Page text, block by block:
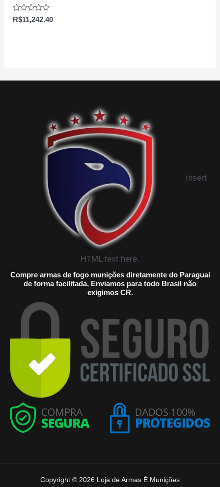
Avaliação
0
R$11,242.40
Insert
HTML text here.
Compre armas de fogo munições diretamente do Paraguai
de forma facilitada, Enviamos para todo Brasil não
exigimos CR.
Copyright © 2026 Loja de Armas É Munições